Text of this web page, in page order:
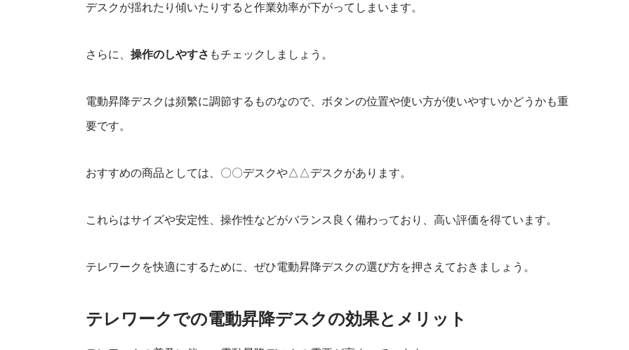
デスクが揺れたり傾いたりすると作業効率が下がってしまいます。
さらに、 操作のしやすさ もチェックしましょう。
電動昇降デスクは頻繁に調節するものなので、ボタンの位置や使い方が使いやすいかどうかも重
要です。
おすすめの商品としては、〇〇デスクや△△デスクがあります。
これらはサイズや安定性、操作性などがバランス良く備わっており、高い評価を得ています。
テレワークを快適にするために、ぜひ電動昇降デスクの選び方を押さえておきましょう。
テレワークでの電動昇降デスクの効果とメリット